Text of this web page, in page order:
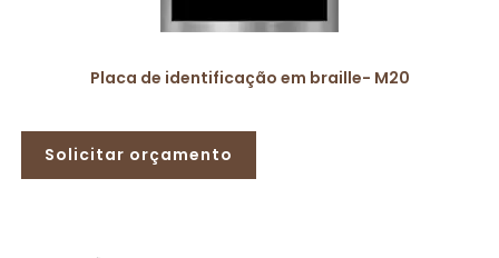
Placa de identificação em braille- M20
Solicitar orçamento